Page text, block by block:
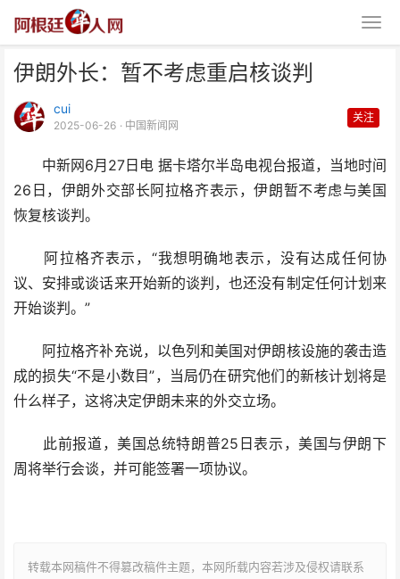
伊朗外长：暂不考虑重启核谈判
cui
2025-06-26 · 中国新闻网
关注
中新网6月27日电 据卡塔尔半岛电视台报道，当地时间
26日，伊朗外交部长阿拉格齐表示，伊朗暂不考虑与美国
恢复核谈判。
阿拉格齐表示，“我想明确地表示，没有达成任何协
议、安排或谈话来开始新的谈判，也还没有制定任何计划来
开始谈判。”
阿拉格齐补充说，以色列和美国对伊朗核设施的袭击造
成的损失“不是小数目”，当局仍在研究他们的新核计划将是
什么样子，这将决定伊朗未来的外交立场。
此前报道，美国总统特朗普25日表示，美国与伊朗下
周将举行会谈，并可能签署一项协议。
转载本网稿件不得篡改稿件主题，本网所载内容若涉及侵权请联系
伊朗外长：暂不考虑重启核谈判